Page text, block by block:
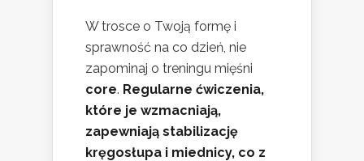
W trosce o Twoją formę i
sprawność na co dzień, nie
zapominaj o treningu mięśni
core. Regularne ćwiczenia,
które je wzmacniają,
zapewniają stabilizację
kręgosłupa i miednicy, co z